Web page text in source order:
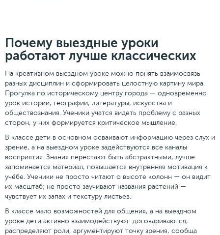
Почему выездные уроки
работают лучше классических
На креативном выездном уроке можно понять взаимосвязь
разных дисциплин и сформировать целостную картину мира.
Прогулка по историческому центру города — одновременно
урок истории, географии, литературы, искусства и
обществознания. Ученики учатся видеть проблему с разных
сторон, у них формируется критическое мышление.
В классе дети в основном осваивают информацию через слух и
зрение, а на выездном уроке задействуются все каналы
восприятия. Знания перестают быть абстрактными, лучше
запоминается материал, повышается внутренняя мотивация к
учëбе. Ученики не просто читают о высоте колонн — он видит
их масштаб; не просто заучивают названия растений —
чувствует их запах и текстуру листьев.
В классе мало возможностей для общения, а на выездном
уроке дети активно взаимодействуют: договариваются,
распределяют роли, аргументируют точку зрения, сообща